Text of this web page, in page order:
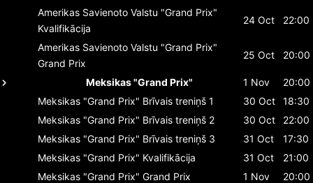
Amerikas Savienoto Valstu "Grand Prix"
Kvalifikācija
24 Oct 22:00
Amerikas Savienoto Valstu "Grand Prix"
Grand Prix
25 Oct 20:00
Meksikas "Grand Prix" 1 Nov
20:00
Meksikas "Grand Prix" Brīvais treniņš 1 30 Oct
18:30
Meksikas "Grand Prix" Brīvais treniņš 2 30 Oct
22:00
Meksikas "Grand Prix" Brīvais treniņš 3 31 Oct
17:30
Meksikas "Grand Prix" Kvalifikācija 31 Oct
21:00
Meksikas "Grand Prix" Grand Prix 1 Nov
20:00